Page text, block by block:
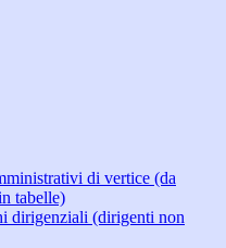
di vertice (da
tabelle)
dirigenziali (dirigenti non